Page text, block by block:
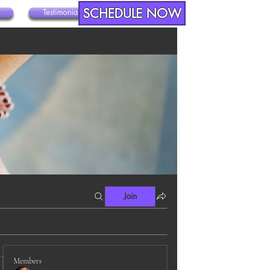
SCHEDULE NOW
Testimonials Contact
Join
Members